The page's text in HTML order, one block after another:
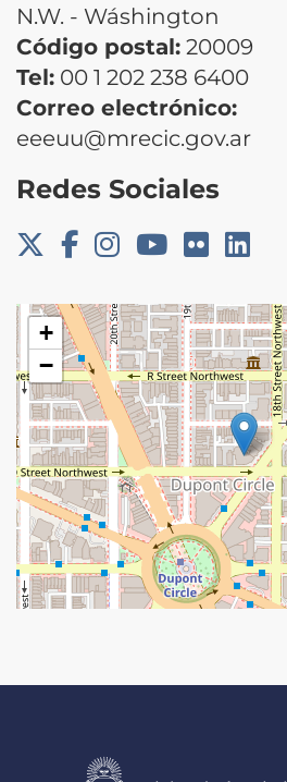
N.W. - Wáshington
Código postal: 20009
Tel: 00 1 202 238 6400
Correo electrónico:
eeeuu@mrecic.gov.ar
Redes Sociales
+
−